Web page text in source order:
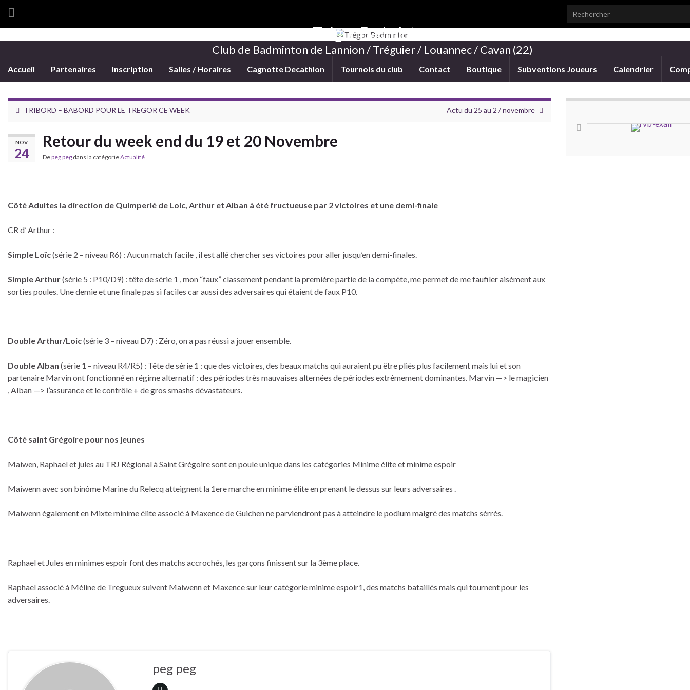
Search for:
Trégor Badminton
Club de Badminton de Lannion / Tréguier / Louannec / Cavan (22)
Accueil Partenaires Inscription Salles / Horaires Cagnotte Decathlon Tournois du club Contact Boutique Subventions Joueurs Calendrier
TRIBORD – BABORD POUR LE TREGOR CE WEEK Actu du 25 au 27 novembre
NOV
24
Retour du week end du 19 et 20 Novembre
Depeg peg dans la catégorieActualité
Côté Adultes la direction de Quimperlé de Loic, Arthur et Alban à été fructueuse par 2 victoires et une demi-finale
CR d’ Arthur :
Simple Loïc(série 2 – niveau R6) : Aucun match facile , il est allé chercher ses victoires pour aller jusqu’en demi-finales.
Simple Arthur(série 5 : P10/D9) : tête de série 1 , mon “faux” classement pendant la première partie de la compète, me permet de me faufiler aisément aux
sorties poules. Une demie et une finale pas si faciles car aussi des adversaires qui étaient de faux P10.
Double Arthur/Loic(série 3 – niveau D7) : Zéro, on a pas réussi a jouer ensemble.
Double Alban (série 1 – niveau R4/R5) : Tête de série 1 : que des victoires, des beaux matchs qui auraient pu être pliés plus facilement mais lui et son
partenaire Marvin ont fonctionné en régime alternatif : des périodes très mauvaises alternées de périodes extrêmement dominantes. Marvin —> le magicien
, Alban —> l’assurance et le contrôle + de gros smashs dévastateurs.
Côté saint Grégoire pour nos jeunes
Maiwen, Raphael et jules au TRJ Régional à Saint Grégoire sont en poule unique dans les catégories Minime élite et minime espoir
Maiwenn avec son binôme Marine du Relecq atteignent la 1ere marche en minime élite en prenant le dessus sur leurs adversaires .
Maiwenn également en Mixte minime élite associé à Maxence de Guichen ne parviendront pas à atteindre le podium malgré des matchs sérrés.
Raphael et Jules en minimes espoir font des matchs accrochés, les garçons finissent sur la 3ème place.
Raphael associé à Méline de Tregueux suivent Maiwenn et Maxence sur leur catégorie minime espoir1, des matchs bataillés mais qui tournent pour les
adversaires.
peg peg